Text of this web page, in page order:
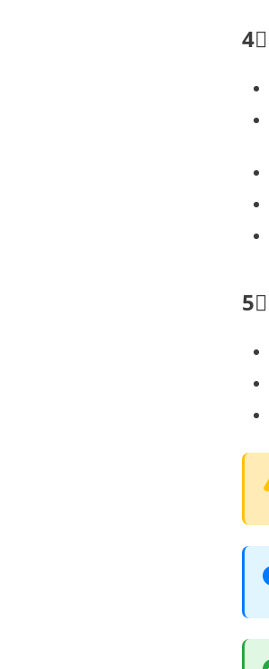
4⃣
5⃣